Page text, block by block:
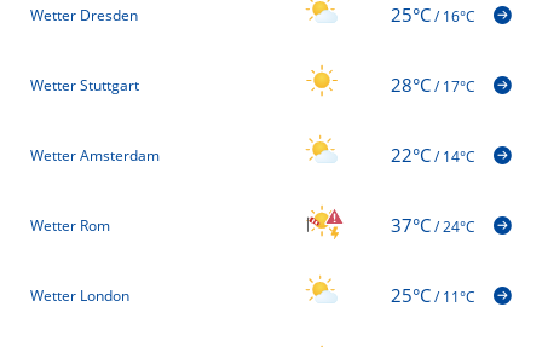
Wetter Dresden 25°C/16°C
Wetter Stuttgart 28°C/17°C
Wetter Amsterdam 22°C/14°C
Wetter Rom 37°C/24°C
Wetter London 25°C/11°C